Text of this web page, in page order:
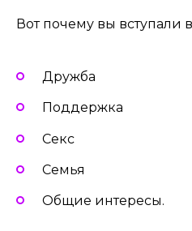
Вот почему вы вступали
Дружба
Поддержка
Секс
Семья
Общие интересы.